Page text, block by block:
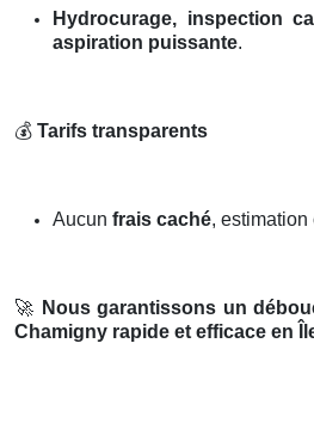
Hydrocurage, inspection
aspiration puissante.
💰 Tarifs transparents
Aucun frais caché, estimation
🚀 Nous garantissons un
Chamigny rapide et efficace en